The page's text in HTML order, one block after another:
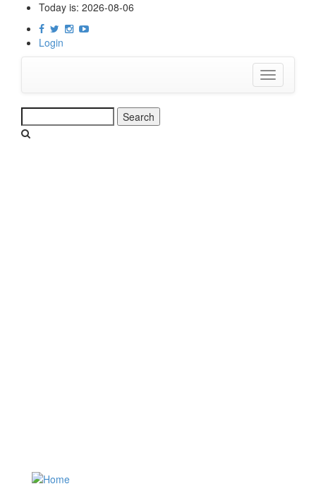
content
Today is: 2026-08-06
Login
Toggle
navigation